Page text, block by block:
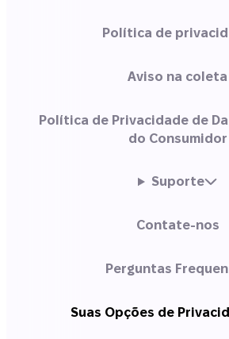
Política de
Aviso na coleta
Política de Privacidade de
do Consumidor
Suporte
Contate-nos
Perguntas
Suas Opções de